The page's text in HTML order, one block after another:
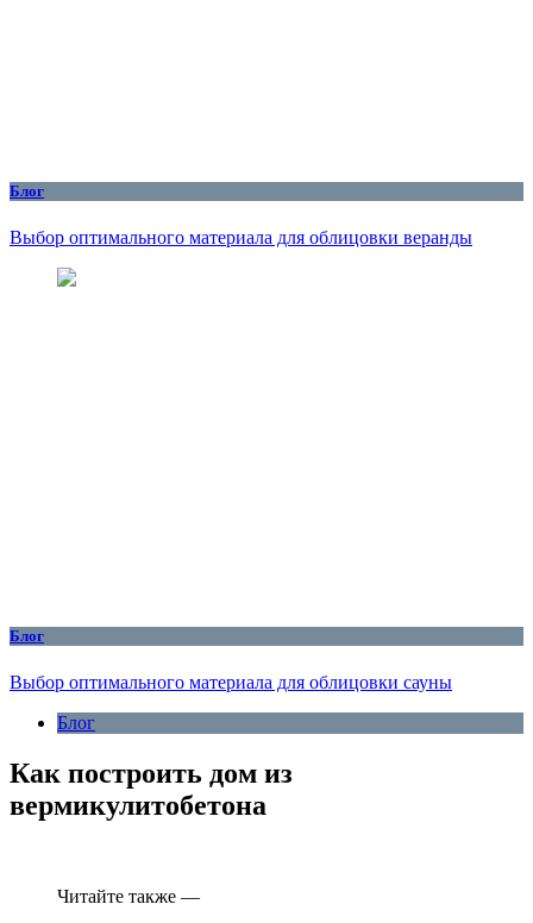
Блог
Выбор оптимального материала для облицовки веранды
Блог
Выбор оптимального материала для облицовки сауны
Блог
Как построить дом из
вермикулитобетона
Читайте также —